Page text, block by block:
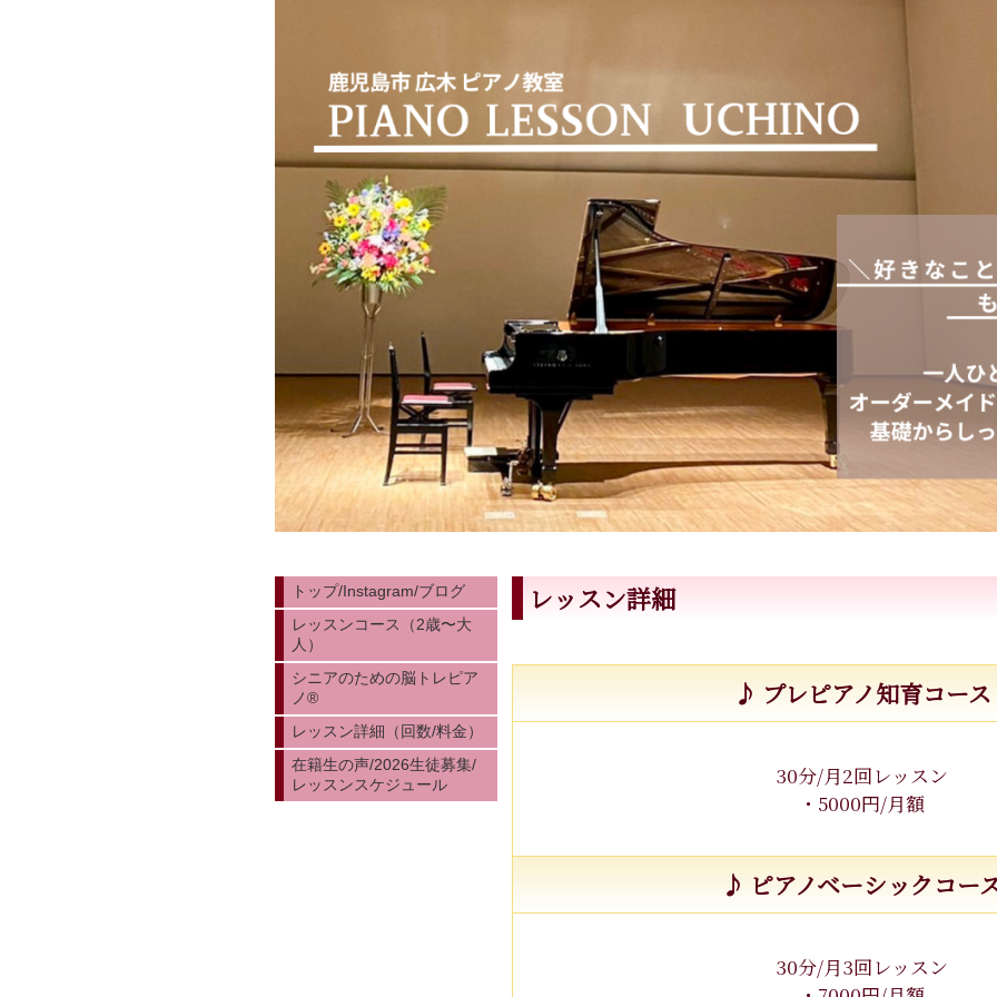
レッスン詳細
♪ プレピアノ知育コース
30分/月2回レッスン
・5000円/月額
♪ ピアノベーシックコー
30分/月3回レッスン
トップ/Instagram/ブログ
レッスンコース（2歳〜大
人）
シニアのための脳トレピア
ノ®︎
レッスン詳細（回数/料金）
在籍生の声/2026生徒募集/
レッスンスケジュール